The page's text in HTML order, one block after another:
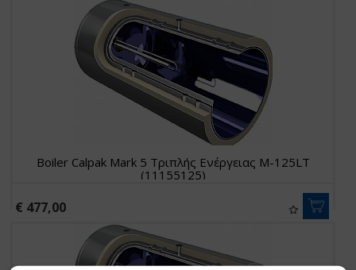
Boiler Calpak Mark 5 Τριπλής Ενέργειας M-125LT
(11155125)
€ 477,00